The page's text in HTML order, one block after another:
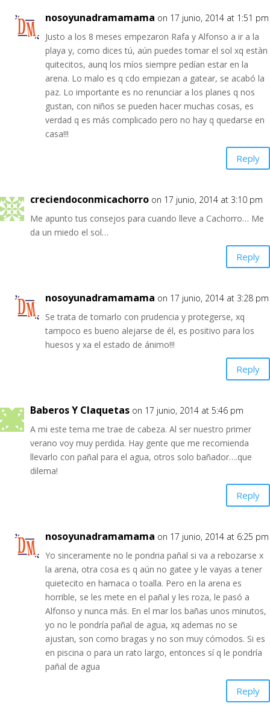
nosoyunadramamama on 17 junio, 2014 at 1:51 pm
Justo a los 8 meses empezaron Rafa y Alfonso a ir a la
playa y, como dices tú, aún puedes tomar el sol xq estàn
quitecitos, aunq los míos siempre pedían estar en la
arena. Lo malo es q cdo empiezan a gatear, se acabó la
paz. Lo importante es no renunciar a los planes q nos
gustan, con niños se pueden hacer muchas cosas, es
verdad q es más complicado pero no hay q quedarse en
casa!!!
Reply
creciendoconmicachorro on 17 junio, 2014 at 3:10 pm
Me apunto tus consejos para cuando lleve a Cachorro… Me
da un miedo el sol…
Reply
nosoyunadramamama on 17 junio, 2014 at 3:28 pm
Se trata de tomarlo con prudencia y protegerse, xq
tampoco es bueno alejarse de él, es positivo para los
huesos y xa el estado de ánimo!!!
Reply
Baberos Y Claquetas on 17 junio, 2014 at 5:46 pm
A mi este tema me trae de cabeza. Al ser nuestro primer
verano voy muy perdida. Hay gente que me recomienda
llevarlo con pañal para el agua, otros solo bañador….que
dilema!
Reply
nosoyunadramamama on 17 junio, 2014 at 6:25 pm
Yo sinceramente no le pondria pañal si va a rebozarse x
la arena, otra cosa es q aún no gatee y le vayas a tener
quietecito en hamaca o toalla. Pero en la arena es
horrible, se les mete en el pañal y les roza, le pasó a
Alfonso y nunca más. En el mar los bañas unos minutos,
yo no le pondría pañal de agua, xq ademas no se
ajustan, son como bragas y no son muy cómodos. Si es
en piscina o para un rato largo, entonces sí q le pondría
pañal de agua
Reply